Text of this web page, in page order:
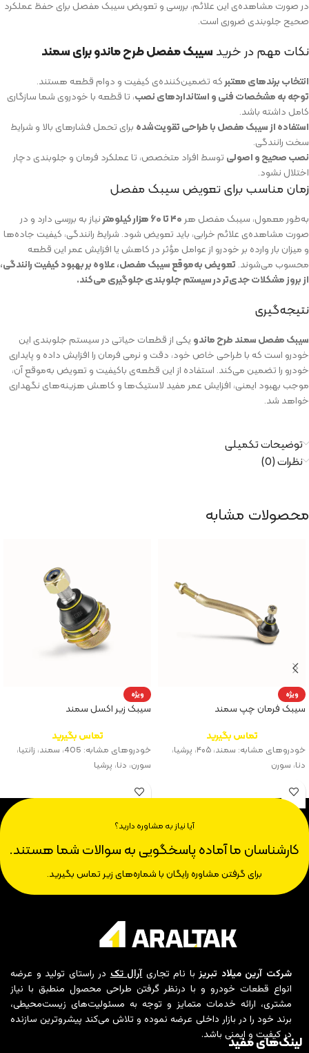
در صورت مشاهده‌ی این علائم، بررسی و تعویض سیبک مفصل برای حفظ عملکرد
صحیح جلوبندی ضروری است.
نکات مهم در خریدسیبک مفصل طرح ماندو برای سمند
انتخاب برندهای معتبرکه تضمین‌کننده‌ی کیفیت و دوام قطعه هستند.
توجه به مشخصات فنی و استانداردهای نصب، تا قطعه با خودروی شما سازگاری
کامل داشته باشد.
استفاده از سیبک مفصل با طراحی تقویت‌شده برای تحمل فشارهای بالا و شرایط
سخت رانندگی.
نصب صحیح و اصولی توسط افراد متخصص، تا عملکرد فرمان و جلوبندی دچار
اختلال نشود.
زمان مناسب برای تعویض سیبک مفصل
به‌طور معمول، سیبک مفصل هر ۴۰ تا ۶۰ هزار کیلومتر
نیاز به بررسی دارد و در
صورت مشاهده‌ی علائم خرابی، باید تعویض شود. شرایط رانندگی، کیفیت جاده‌ها
و میزان بار وارده بر خودرو از عوامل مؤثر در کاهش یا افزایش عمر این قطعه
محسوب می‌شوند. تعویض به‌موقع سیبک مفصل، علاوه بر بهبود کیفیت رانندگی،
از بروز مشکلات جدی‌تر در سیستم جلوبندی جلوگیری می‌کند.
نتیجه‌گیری
سیبک مفصل سمند طرح ماندو یکی از قطعات حیاتی در سیستم جلوبندی این
خودرو است که با طراحی خاص خود، دقت و نرمی فرمان را افزایش داده و پایداری
خودرو را تضمین می‌کند. استفاده از این قطعه‌ی باکیفیت و تعویض به‌موقع آن،
موجب بهبود ایمنی، افزایش عمر مفید لاستیک‌ها و کاهش هزینه‌های نگهداری
خواهد شد.
توضیحات تکمیلی
نظرات (0)
محصولات مشابه
ویژه
سیبک فرمان چپ سمند
تماس بگیرید
خودروهای مشابه: سمند، ۴۰۵، پرشیا،
دنا، سورن
ویژه
سیبک زیر اکسل سمند
تماس بگیرید
خودروهای مشابه: 405، سمند، زانتیا،
سورن، دنا، پرشیا
آیا نیاز به مشاوره دارید؟
کارشناسان ما آماده پاسخگویی به سوالات شما هستند.
برای گرفتن مشاوره رایگان با شماره‌های زیر تماس بگیرید.
شرکت آرین میلاد تبریزبا نام تجاریآرال تکدر راستای تولید و عرضه
انواع قطعات خودرو و با درنظر گرفتن طراحی محصول منطبق با نیاز
مشتری، ارائه خدمات متمایز و توجه به مسئولیت‌های زیست‌محیطی،
برند خود را در بازار داخلی عرضه نموده و تلاش می‌کند پیشروترین سازنده
در کیفیت و ایمنی باشد.
لینک‌های مفید